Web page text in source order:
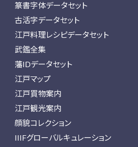
篆書字体データセット
古活字データセット
江戸料理レシピデータセット
武鑑全集
藩IDデータセット
江戸マップ
江戸買物案内
江戸観光案内
顔貌コレクション
IIIFグローバルキュレーション